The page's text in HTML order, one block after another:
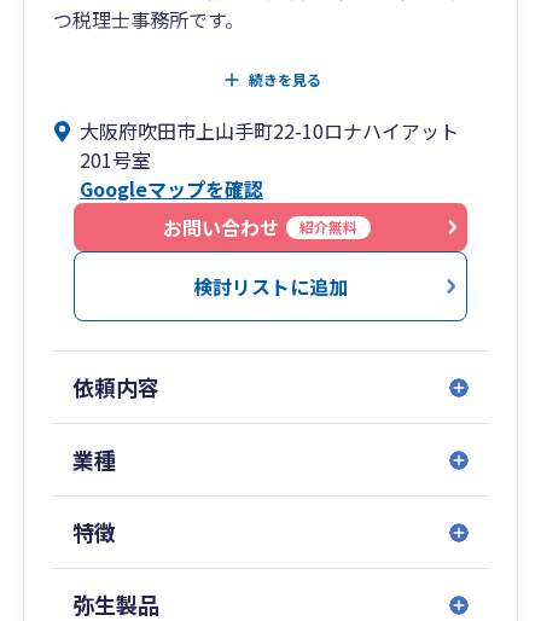
つ税理士事務所です。
当事務所では、お客様とのコミュニケーションを
「税理士が直接担当するかかりつけ税理士」とし
て、ご一緒に企業の問題点等を早期に発見するこ
とができれば幸いでございます。
何事も早期発見です。ご一緒に発見しましょう。
※チャットワーク（中小企業向け連絡ツール利用
者No.1)により「迅速な対応」を心がけており、
“これまでの実績”
当事務所では、
財務顧問
（補助金・優遇税制・融資などの資金調達等）に
ついてもご準備しております。
続きを見る
大阪府吹田市上山手町22-10ロナハイアット
201号室
Googleマップを確認
お問い合わせ
紹介無料
検討リストに追加
依頼内容
業種
特徴
弥生製品